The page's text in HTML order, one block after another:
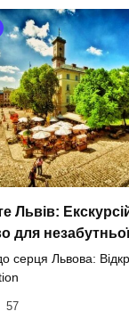
Львів:
для
серця Львова:
57